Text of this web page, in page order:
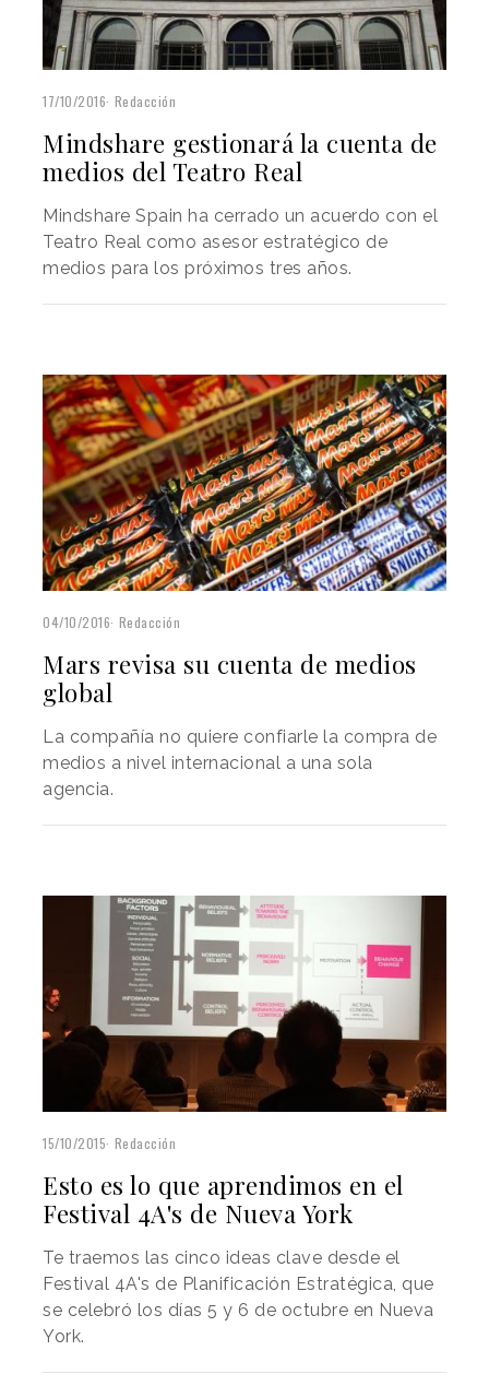
17/10/2016 Redacción
Mindshare gestionará la cuenta de
medios del Teatro Real
Mindshare Spain ha cerrado un acuerdo con el
Teatro Real como asesor estratégico de
medios para los próximos tres años.
04/10/2016 Redacción
Mars revisa su cuenta de medios
global
La compañía no quiere confiarle la compra de
medios a nivel internacional a una sola
agencia.
15/10/2015 Redacción
Esto es lo que aprendimos en el
Festival 4A's de Nueva York
Te traemos las cinco ideas clave desde el
Festival 4A's de Planificación Estratégica, que
se celebró los días 5 y 6 de octubre en Nueva
York.